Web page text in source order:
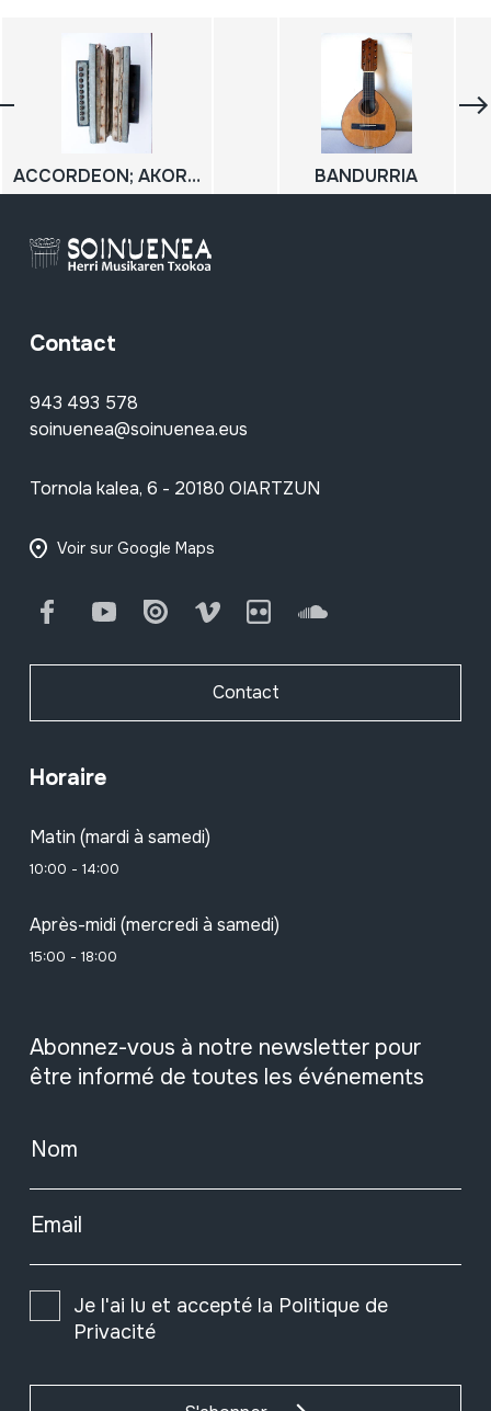
ACCORDEON; AKORDEOIA BANDURRIA
Contact
943 493 578
soinuenea@soinuenea.eus
Tornola kalea, 6 - 20180 OIARTZUN
Voir sur Google Maps
FacebookYoutube Issuu Vimeo Flickr SoundCloud
Contact
Horaire
Matin (mardi à samedi)
10:00 - 14:00
Après-midi (mercredi à samedi)
15:00 - 18:00
Abonnez-vous à notre newsletter pour
être informé de toutes les événements
Nom
Email
Je l'ai lu et accepté la Politique de
Privacité